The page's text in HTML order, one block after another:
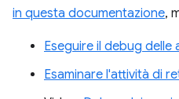
in questa documentazione,
Eseguire il debug
Esaminare l'attività di